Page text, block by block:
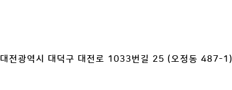
대전광역시 대덕구 대전로 1033번길 25 (오정동 487-1)